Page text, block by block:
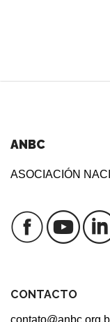
ANBC
ASOCIACIÓN
CONTACTO